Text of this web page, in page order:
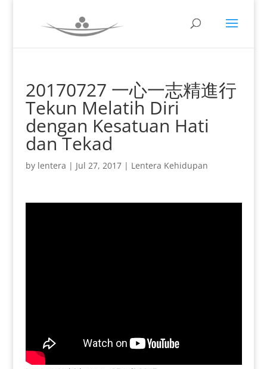
20170727 一心一志精進行
Tekun Melatih Diri
dengan Kesatuan Hati
dan Tekad
by lentera | Jul 27, 2017| Lentera Kehidupan